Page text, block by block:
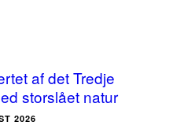
af det Tredje
storslået natur
2026